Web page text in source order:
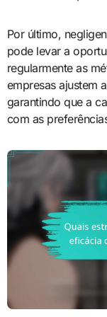
Por último,
pode levar a
regularmente as
empresas ajustem
garantindo que a
com as